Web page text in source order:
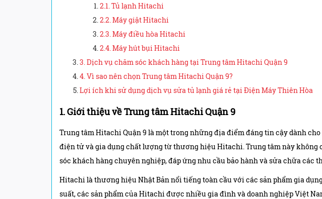
2.1. Tủ lạnh Hitachi
2.2. Máy giặt Hitachi
2.3. Máy điều hòa Hitachi
2.4. Máy hút bụi Hitachi
3. Dịch vụ chăm sóc khách hàng tại Trung tâm Hitachi Quận 9
4. Vì sao nên chọn Trung tâm Hitachi Quận 9?
Lợi ích khi sử dụng dịch vụ sửa tủ lạnh giá rẻ tại Điện Máy Thiên Hòa
1. Giới thiệu về Trung tâm Hitachi Quận 9
Trung tâm Hitachi Quận 9 là một trong những địa điểm đáng tin cậy dành
điện tử và gia dụng chất lượng từ thương hiệu Hitachi. Trung tâm này
sóc khách hàng chuyên nghiệp, đáp ứng nhu cầu bảo hành và sửa chữa các
Hitachi là thương hiệu Nhật Bản nổi tiếng toàn cầu với các sản phẩm gia
suất, các sản phẩm của Hitachi được nhiều gia đình và doanh nghiệp Việt